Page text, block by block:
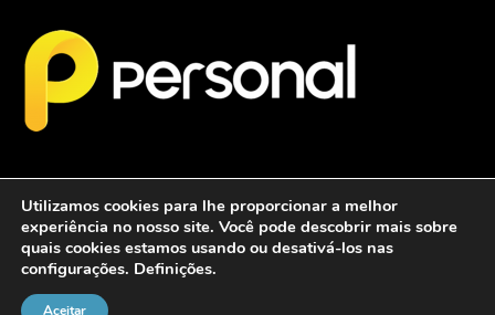
2026 - Personalcob - CNPJ: 12.837.042/0001-60- Todos direitos
Utilizamos cookies para lhe proporcionar a melhor
experiência no nosso site. Você pode descobrir mais sobre
quais cookies estamos usando ou desativá-los nas
configurações. Definições.
Aceitar